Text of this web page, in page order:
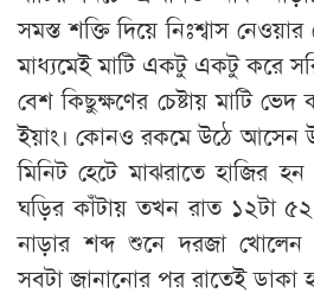
সমস্ত শক্তি দিয়ে নিঃশ্বাস
মাধ্যমেই মাটি একটু একটু করে
বেশ কিছুক্ষণের চেষ্টায় মাটি
ইয়াং। কোনও রকমে উঠে আসেন
মিনিট হেটে মাঝরাতে হাজির
ঘড়ির কাঁটায় তখন রাত ১২টা ৫২
নাড়ার শব্দ শুনে দরজা খোলেন
সবটা জানানোর পর রাতেই ডাকা